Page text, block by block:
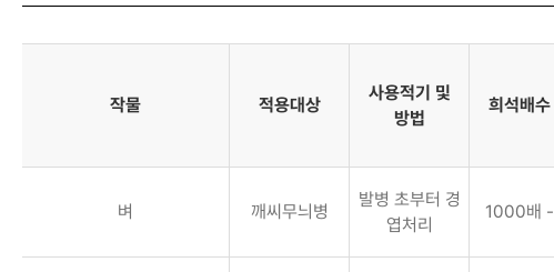
작물 적용대상
사용적기 및
방법
희석배수
벼 깨씨무늬병
발병 초부터 경
엽처리
1000배 -